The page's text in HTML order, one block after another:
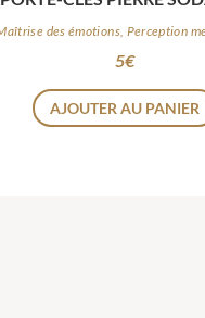
5€
AJOUTER AU PANIER